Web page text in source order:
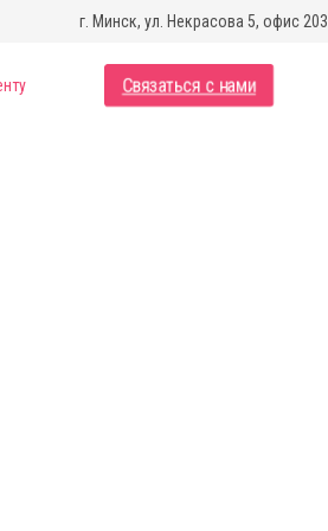
г. Минск, ул. Некрасова 5, офис 203
Связаться с нами